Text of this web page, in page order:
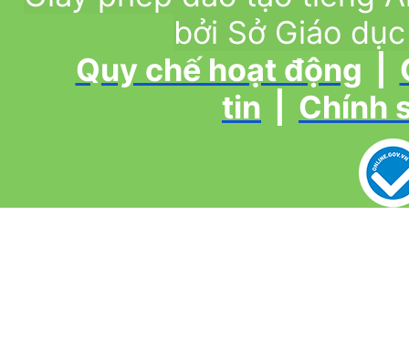
bởi Sở Giáo
Quy chế hoạt động
tin
Chính